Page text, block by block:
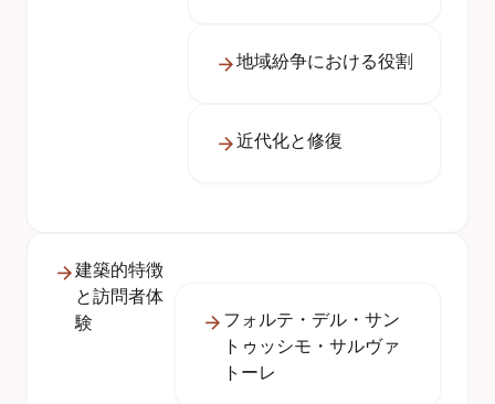
地域紛争における役割
近代化と修復
建築的特徴
と訪問者体
験
フォルテ・デル・サン
トゥッシモ・サルヴァ
トーレ